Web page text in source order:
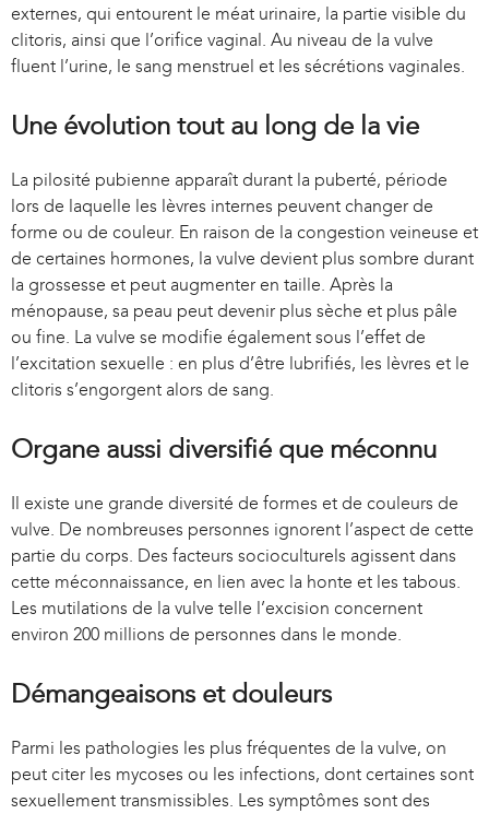
externes, qui entourent le méat urinaire, la partie visible du
clitoris, ainsi que l’orifice vaginal. Au niveau de la vulve
fluent l’urine, le sang menstruel et les sécrétions vaginales.
Une évolution tout au long de la vie
La pilosité pubienne apparaît durant la puberté, période
lors de laquelle les lèvres internes peuvent changer de
forme ou de couleur. En raison de la congestion veineuse et
de certaines hormones, la vulve devient plus sombre durant
la grossesse et peut augmenter en taille. Après la
ménopause, sa peau peut devenir plus sèche et plus pâle
ou fine. La vulve se modifie également sous l’effet de
l’excitation sexuelle : en plus d’être lubrifiés, les lèvres et le
clitoris s’engorgent alors de sang.
Organe aussi diversifié que méconnu
Il existe une grande diversité de formes et de couleurs de
vulve. De nombreuses personnes ignorent l’aspect de cette
partie du corps. Des facteurs socioculturels agissent dans
cette méconnaissance, en lien avec la honte et les tabous.
Les mutilations de la vulve telle l’excision concernent
environ 200 millions de personnes dans le monde.
Démangeaisons et douleurs
Parmi les pathologies les plus fréquentes de la vulve, on
peut citer les mycoses ou les infections, dont certaines sont
sexuellement transmissibles. Les symptômes sont des